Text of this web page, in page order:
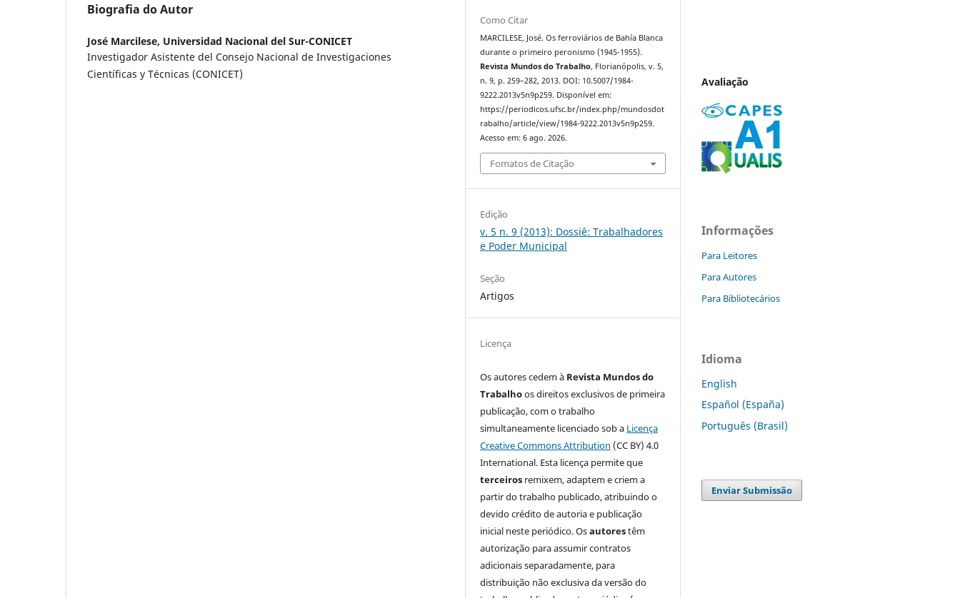
Biografia do Autor
José Marcilese, Universidad Nacional del Sur-CONICET
Investigador Asistente del Consejo Nacional de Investigaciones
Científicas y Técnicas (CONICET)
Como Citar
MARCILESE, José. Os ferroviários de Bahía Blanca
durante o primeiro peronismo (1945-1955).
Revista Mundos do Trabalho, Florianópolis, v. 5,
n. 9, p. 259–282, 2013. DOI: 10.5007/1984-
9222.2013v5n9p259. Disponível em:
https://periodicos.ufsc.br/index.php/mundosdot
rabalho/article/view/1984-9222.2013v5n9p259.
Acesso em: 6 ago. 2026.
Fomatos de Citação
Edição
v. 5 n. 9 (2013): Dossiê: Trabalhadores
e Poder Municipal
Seção
Artigos
Licença
Os autores cedem à Revista Mundos do
Trabalhoos direitos exclusivos de primeira
publicação, com o trabalho
simultaneamente licenciado sob a Licença
Creative Commons Attribution (CC BY) 4.0
International. Esta licença permite que
terceiros remixem, adaptem e criem a
partir do trabalho publicado, atribuindo o
devido crédito de autoria e publicação
inicial neste periódico. Osautorestêm
autorização para assumir contratos
adicionais separadamente, para
distribuição não exclusiva da versão do
Avaliação
Informações
Para Leitores
Para Autores
Para Bibliotecários
Idioma
English
Español (España)
Português (Brasil)
Enviar Submissão